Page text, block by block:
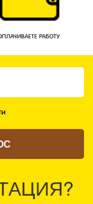
РАБОТУ